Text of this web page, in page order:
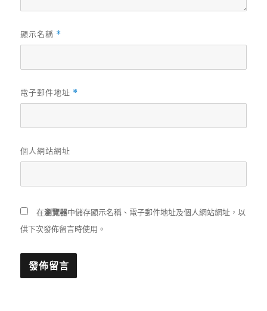
顯示名稱 *
電子郵件地址 *
個人網站網址
在瀏覽器中儲存顯示名稱、電子郵件地址及個人網站網址，以
供下次發佈留言時使用。